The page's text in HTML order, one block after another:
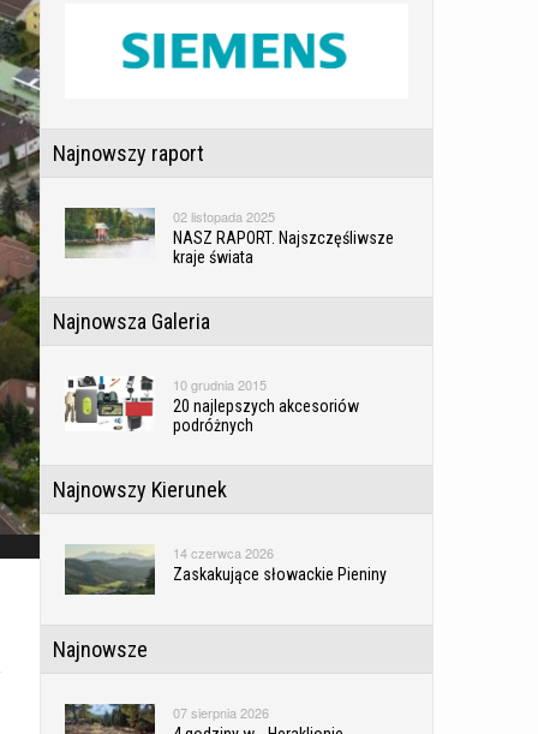
Najnowszy raport
02 listopada 2025
NASZ RAPORT. Najszczęśliwsze
kraje świata
Najnowsza Galeria
10 grudnia 2015
20 najlepszych akcesoriów
podróżnych
Najnowszy Kierunek
14 czerwca 2026
Zaskakujące słowackie Pieniny
Najnowsze
07 sierpnia 2026